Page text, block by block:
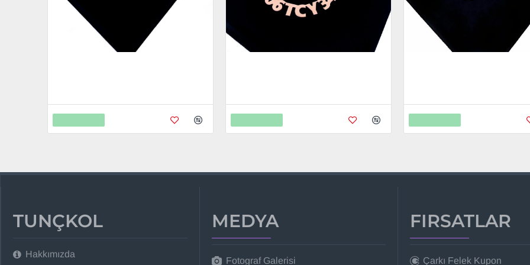
TUNÇKOL
Hakkımızda
MEDYA
Fotograf Galerisi
FIRSATLAR
Çarkı Felek Kupon